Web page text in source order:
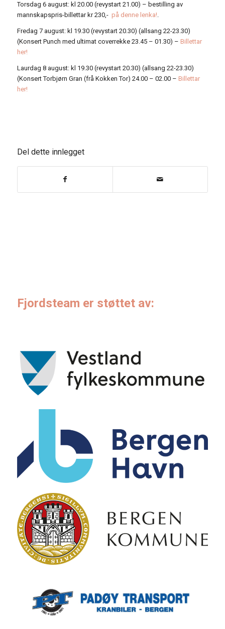
Torsdag 6 august: kl 20.00 (revystart 21.00) – bestilling av
mannskapspris-billettar kr 230,- på denne lenka!.
Fredag 7 august: kl 19.30 (revystart 20.30) (allsang 22-23.30)
(Konsert Punch med ultimat coverrekke 23.45 – 01.30) – Billettar
her!
Laurdag 8 august: kl 19.30 (revystart 20.30) (allsang 22-23.30)
(Konsert Torbjørn Gran (frå Kokken Tor) 24.00 – 02.00 – Billettar
her!
Del dette innlegget
Fjordsteam er støttet av: